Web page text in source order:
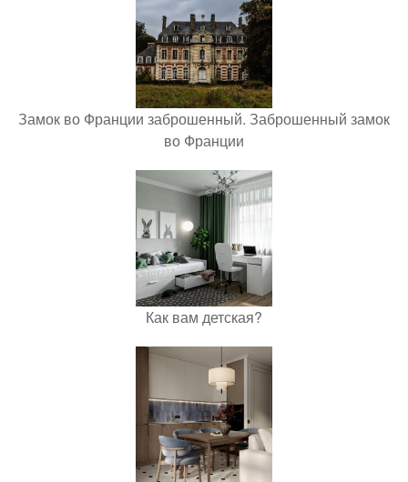
Замок во Франции заброшенный. Заброшенный замок
во Франции
Как вам детская?